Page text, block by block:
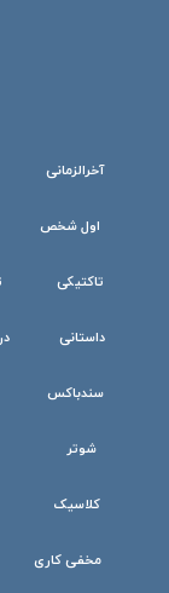
آخرالزمانی
اول شخص
تاکتیکی
داستانی
سندباکس
شوتر
کلاسیک
مخفی کاری